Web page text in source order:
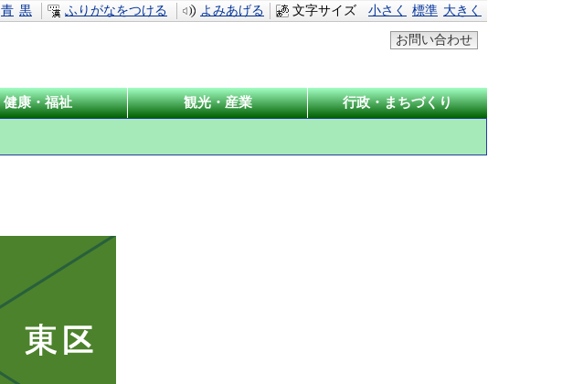
青 黒 ふりがなをつける よみあげる 文字サイズ 小さく 標準 大きく
お問い合わせ
健康・福祉 観光・産業 行政・まちづくり